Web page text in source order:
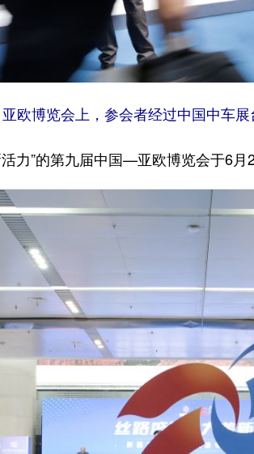
博览会上，参会者经过中国中车展
”的第九届中国—亚欧博览会于6月